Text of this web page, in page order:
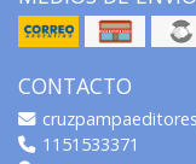
CONTACTO
1151533371